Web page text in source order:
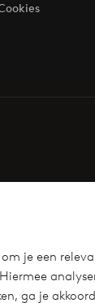
je een
ga je